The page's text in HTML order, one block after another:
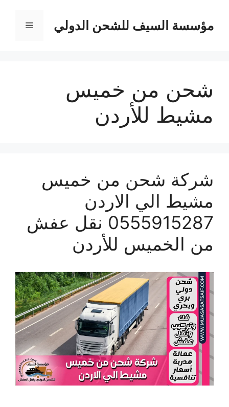
المحتوىمؤسسة السيف للشحن الدولي القائمة
شحن من خميس
مشيط للأردن
شركة شحن من خميس
مشيط الي الاردن
0555915287 نقل عفش
من الخميس للأردن